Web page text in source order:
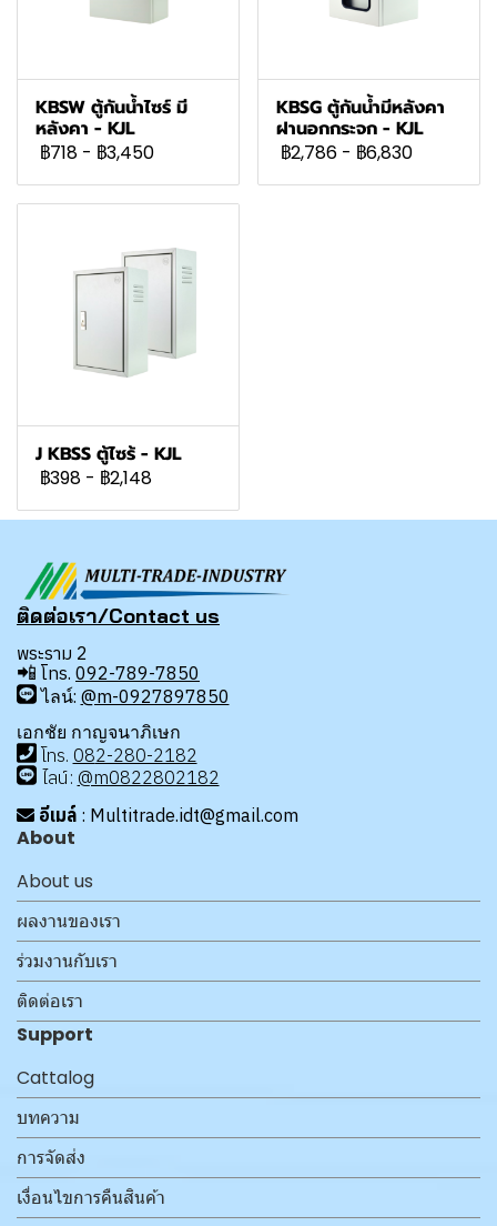
KBSW ตู้กันน้ำไซร์ มี
หลังคา - KJL
฿718 - ฿3,450
KBSG ตู้กันน้ำมีหลังคา
ฝานอกกระจก - KJL
฿2,786 - ฿6,830
J KBSS ตู้ไซร้ - KJL
฿398 - ฿2,148
ติดต่อเรา/Contact us
พระราม 2
📲 โทร. 092-789-7850
ไลน์: @m-0927897850
เอกชัย กาญจนาภิเษก
โทร. 082-280-2182
ไลน์: @m0822802182
อีเมล์ : Multitrade.idt@gmail.com
About
About us
ผลงานของเรา
ร่วมงานกับเรา
ติดต่อเรา
Support
Cattalog
บทความ
การจัดส่ง
เงื่อนไขการคืนสินค้า